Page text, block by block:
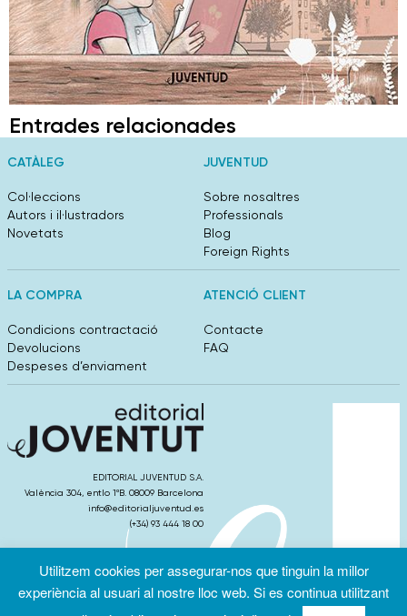
Entrades relacionades
CATÀLEG
Col·leccions
Autors i il·lustradors
Novetats
JUVENTUD
Sobre nosaltres
Professionals
Blog
Foreign Rights
LA COMPRA
Condicions contractació
Devolucions
Despeses d’enviament
ATENCIÓ CLIENT
Contacte
FAQ
EDITORIAL JUVENTUD S.A.
València 304, entlo 1ºB. 08009 Barcelona
info@editorialjuventud.es
(+34) 93 444 18 00
Utilitzem cookies per assegurar-nos que tinguin la millor
experiència al usuari al nostre lloc web. Si es continua utilitzant